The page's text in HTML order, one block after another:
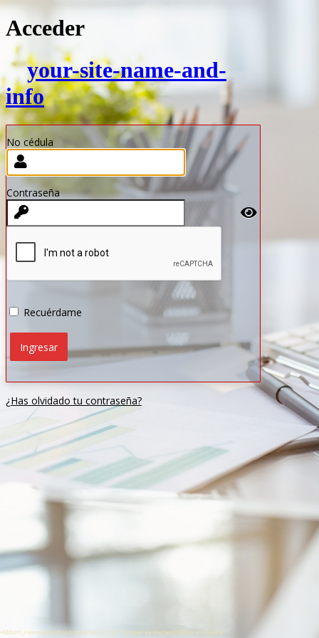
Acceder
your-site-name-and-
info
No cédula
Contraseña
Recuérdame
¿Has olvidado tu contraseña?